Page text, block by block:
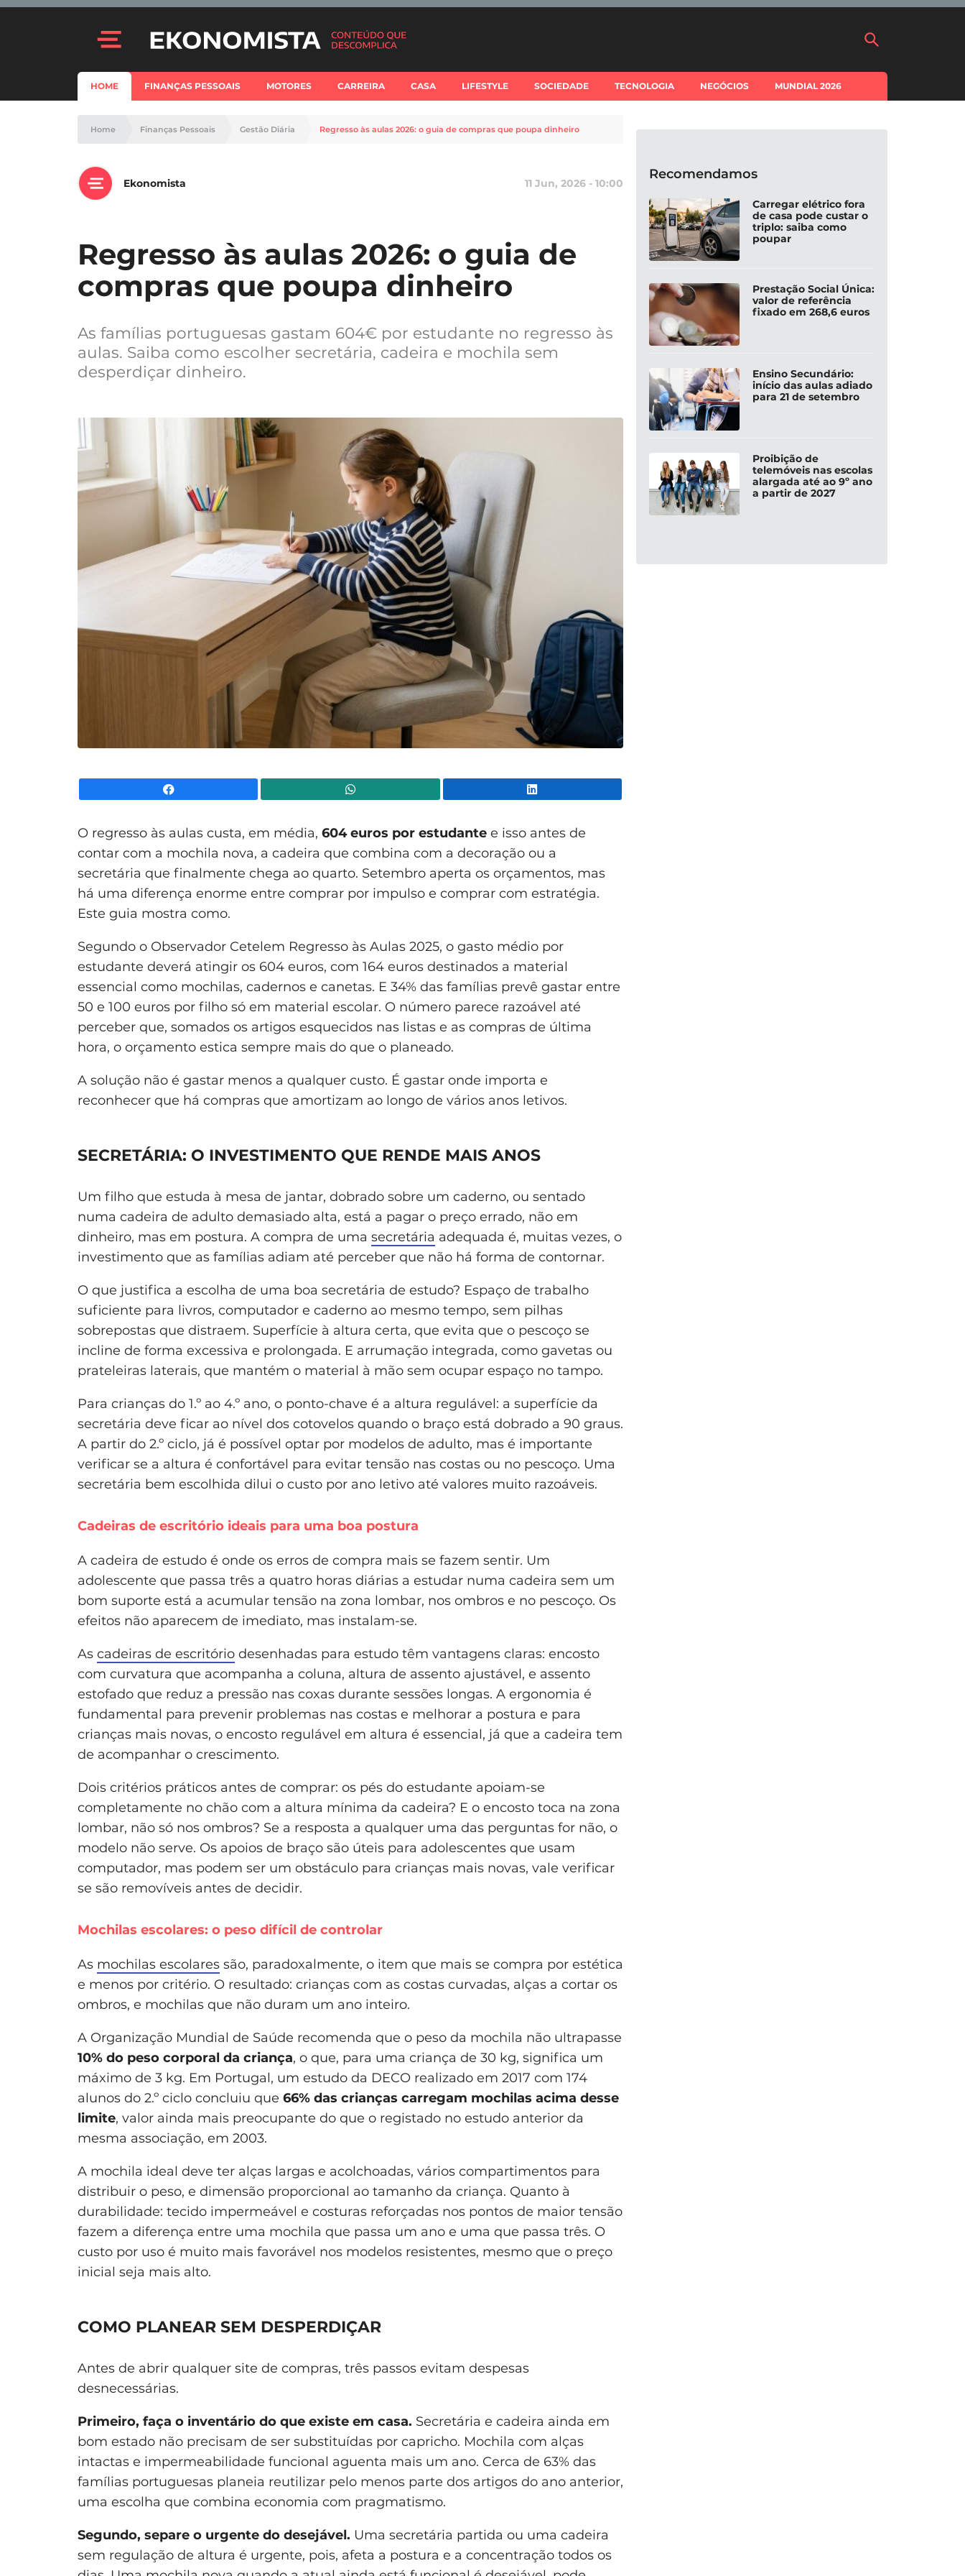
HOME FINANÇAS PESSOAIS MOTORES CARREIRA CASA LIFESTYLE SOCIEDADE TECNOLOGIA NEGÓCIOS MUNDIAL 2026
Home Finanças Pessoais Gestão Diária Regresso às aulas 2026: o guia de compras que poupa dinheiro
Ekonomista 11 Jun, 2026 - 10:00
Regresso às aulas 2026: o guia de
compras que poupa dinheiro
As famílias portuguesas gastam 604€ por estudante no regresso às
aulas. Saiba como escolher secretária, cadeira e mochila sem
desperdiçar dinheiro.
O regresso às aulas custa, em média, 604 euros por estudante e isso antes de
contar com a mochila nova, a cadeira que combina com a decoração ou a
secretária que finalmente chega ao quarto. Setembro aperta os orçamentos, mas
há uma diferença enorme entre comprar por impulso e comprar com estratégia.
Este guia mostra como.
Segundo o Observador Cetelem Regresso às Aulas 2025, o gasto médio por
estudante deverá atingir os 604 euros, com 164 euros destinados a material
essencial como mochilas, cadernos e canetas. E 34% das famílias prevê gastar entre
50 e 100 euros por filho só em material escolar. O número parece razoável até
perceber que, somados os artigos esquecidos nas listas e as compras de última
hora, o orçamento estica sempre mais do que o planeado.
A solução não é gastar menos a qualquer custo. É gastar onde importa e
reconhecer que há compras que amortizam ao longo de vários anos letivos.
SECRETÁRIA: O INVESTIMENTO QUE RENDE MAIS ANOS
Um filho que estuda à mesa de jantar, dobrado sobre um caderno, ou sentado
numa cadeira de adulto demasiado alta, está a pagar o preço errado, não em
dinheiro, mas em postura. A compra de uma secretária adequada é, muitas vezes, o
investimento que as famílias adiam até perceber que não há forma de contornar.
O que justifica a escolha de uma boa secretária de estudo? Espaço de trabalho
suficiente para livros, computador e caderno ao mesmo tempo, sem pilhas
sobrepostas que distraem. Superfície à altura certa, que evita que o pescoço se
incline de forma excessiva e prolongada. E arrumação integrada, como gavetas ou
prateleiras laterais, que mantém o material à mão sem ocupar espaço no tampo.
Para crianças do 1.º ao 4.º ano, o ponto-chave é a altura regulável: a superfície da
secretária deve ficar ao nível dos cotovelos quando o braço está dobrado a 90 graus.
A partir do 2.º ciclo, já é possível optar por modelos de adulto, mas é importante
verificar se a altura é confortável para evitar tensão nas costas ou no pescoço. Uma
secretária bem escolhida dilui o custo por ano letivo até valores muito razoáveis.
Cadeiras de escritório ideais para uma boa postura
A cadeira de estudo é onde os erros de compra mais se fazem sentir. Um
adolescente que passa três a quatro horas diárias a estudar numa cadeira sem um
bom suporte está a acumular tensão na zona lombar, nos ombros e no pescoço. Os
efeitos não aparecem de imediato, mas instalam-se.
As cadeiras de escritório desenhadas para estudo têm vantagens claras: encosto
com curvatura que acompanha a coluna, altura de assento ajustável, e assento
estofado que reduz a pressão nas coxas durante sessões longas. A ergonomia é
fundamental para prevenir problemas nas costas e melhorar a postura e para
crianças mais novas, o encosto regulável em altura é essencial, já que a cadeira tem
de acompanhar o crescimento.
Dois critérios práticos antes de comprar: os pés do estudante apoiam-se
completamente no chão com a altura mínima da cadeira? E o encosto toca na zona
lombar, não só nos ombros? Se a resposta a qualquer uma das perguntas for não, o
modelo não serve. Os apoios de braço são úteis para adolescentes que usam
computador, mas podem ser um obstáculo para crianças mais novas, vale verificar
se são removíveis antes de decidir.
Mochilas escolares: o peso difícil de controlar
As mochilas escolares são, paradoxalmente, o item que mais se compra por estética
e menos por critério. O resultado: crianças com as costas curvadas, alças a cortar os
ombros, e mochilas que não duram um ano inteiro.
A Organização Mundial de Saúde recomenda que o peso da mochila não ultrapasse
10% do peso corporal da criança, o que, para uma criança de 30 kg, significa um
máximo de 3 kg. Em Portugal, um estudo da DECO realizado em 2017 com 174
alunos do 2.º ciclo concluiu que 66% das crianças carregam mochilas acima desse
limite, valor ainda mais preocupante do que o registado no estudo anterior da
mesma associação, em 2003.
A mochila ideal deve ter alças largas e acolchoadas, vários compartimentos para
distribuir o peso, e dimensão proporcional ao tamanho da criança. Quanto à
durabilidade: tecido impermeável e costuras reforçadas nos pontos de maior tensão
fazem a diferença entre uma mochila que passa um ano e uma que passa três. O
custo por uso é muito mais favorável nos modelos resistentes, mesmo que o preço
inicial seja mais alto.
COMO PLANEAR SEM DESPERDIÇAR
Antes de abrir qualquer site de compras, três passos evitam despesas
desnecessárias.
Primeiro, faça o inventário do que existe em casa. Secretária e cadeira ainda em
bom estado não precisam de ser substituídas por capricho. Mochila com alças
intactas e impermeabilidade funcional aguenta mais um ano. Cerca de 63% das
famílias portuguesas planeia reutilizar pelo menos parte dos artigos do ano anterior,
uma escolha que combina economia com pragmatismo.
Segundo, separe o urgente do desejável. Uma secretária partida ou uma cadeira
sem regulação de altura é urgente, pois, afeta a postura e a concentração todos os
Recomendamos
Carregar elétrico fora
de casa pode custar o
triplo: saiba como
poupar
Prestação Social Única:
valor de referência
fixado em 268,6 euros
Ensino Secundário:
início das aulas adiado
para 21 de setembro
Proibição de
telemóveis nas escolas
alargada até ao 9º ano
a partir de 2027